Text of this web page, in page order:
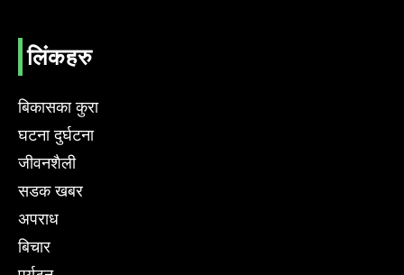
लिंकहरु
बिकासका कुरा
घटना दुर्घटना
जीवनशैली
सडक खबर
अपराध
बिचार